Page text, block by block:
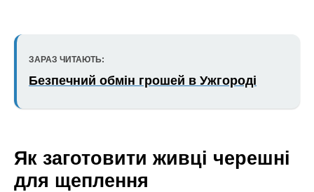
ЗАРАЗ ЧИТАЮТЬ:
Безпечний обмін грошей в Ужгороді
Як заготовити живці черешні
для щеплення